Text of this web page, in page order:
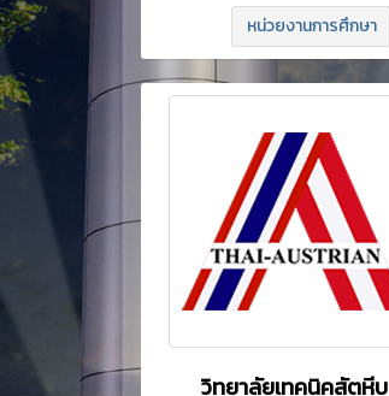
หน่วยงานการศึกษา
วิทยาลัยเทคนิคสัตหีบ